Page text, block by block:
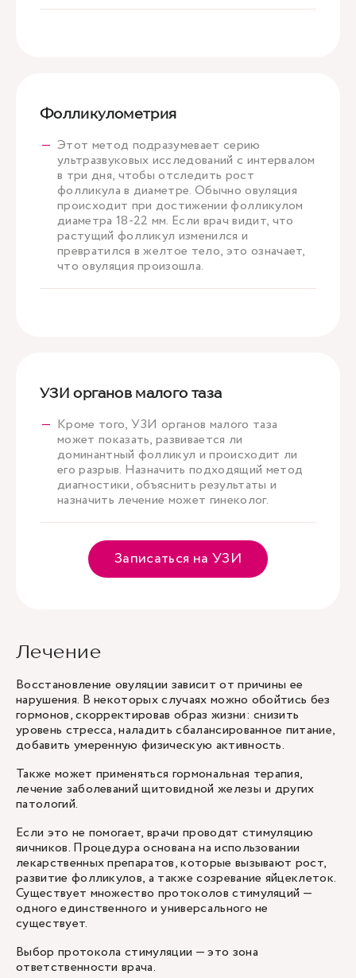
Фолликулометрия
Этот метод подразумевает серию
ультразвуковых исследований с интервалом
в три дня, чтобы отследить рост
фолликула в диаметре. Обычно овуляция
происходит при достижении фолликулом
диаметра 18-22 мм. Если врач видит, что
растущий фолликул изменился и
превратился в желтое тело, это означает,
что овуляция произошла.
УЗИ органов малого таза
Кроме того, УЗИ органов малого таза
может показать, развивается ли
доминантный фолликул и происходит ли
его разрыв. Назначить подходящий метод
диагностики, объяснить результаты и
назначить лечение может гинеколог.
Записаться на УЗИ
Лечение
Восстановление овуляции зависит от причины ее
нарушения. В некоторых случаях можно обойтись без
гормонов, скорректировав образ жизни: снизить
уровень стресса, наладить сбалансированное питание,
добавить умеренную физическую активность.
Также может применяться гормональная терапия,
лечение заболеваний щитовидной железы и других
патологий.
Если это не помогает, врачи проводят стимуляцию
яичников. Процедура основана на использовании
лекарственных препаратов, которые вызывают рост,
развитие фолликулов, а также созревание яйцеклеток.
Существует множество протоколов стимуляций —
одного единственного и универсального не
существует.
Выбор протокола стимуляции — это зона
ответственности врача.